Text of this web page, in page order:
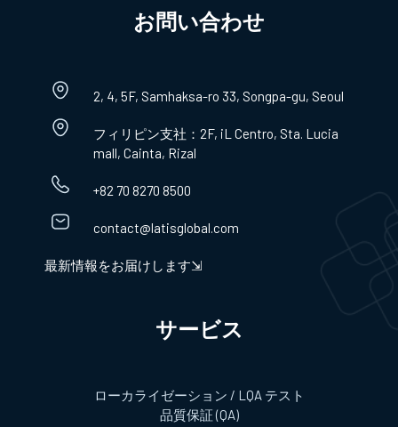
お問い合わせ​
2, 4, 5F, Samhaksa-ro 33, Songpa-gu, Seoul
フィリピン支社：2F, iL Centro, Sta. Lucia
mall, Cainta, Rizal
+82 70 8270 8500
contact@latisglobal.com
最新情報をお届けします⇲
サービス​
ローカライゼーション / LQA テスト
品質保証 (QA)